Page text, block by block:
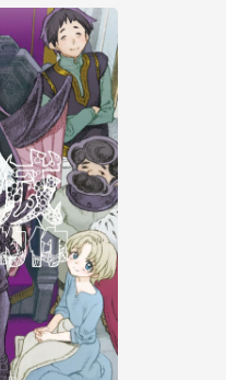
資產合併與書櫃開通申請